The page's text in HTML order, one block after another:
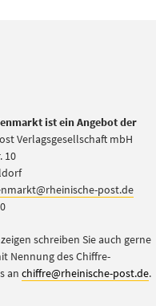
ist ein Angebot der
Verlagsgesellschaft mbH
10
post.de
schreiben Sie auch gerne
Nennung des Chiffre-
anchiffre@rheinische-post.de.